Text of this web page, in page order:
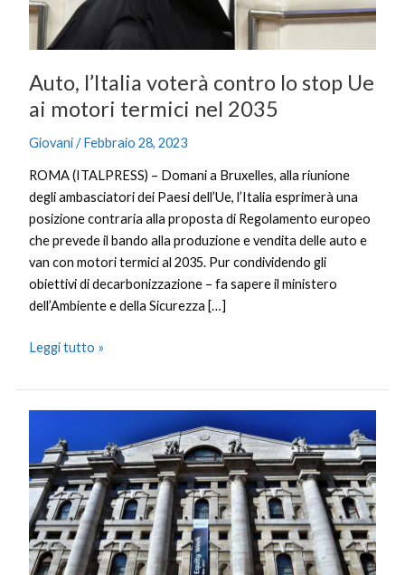
Auto, l’Italia voterà contro lo stop Ue
ai motori termici nel 2035
Giovani/Febbraio 28, 2023
ROMA (ITALPRESS) – Domani a Bruxelles, alla riunione
degli ambasciatori dei Paesi dell’Ue, l’Italia esprimerà una
posizione contraria alla proposta di Regolamento europeo
che prevede il bando alla produzione e vendita delle auto e
van con motori termici al 2035. Pur condividendo gli
obiettivi di decarbonizzazione – fa sapere il ministero
dell’Ambiente e della Sicurezza […]
termici
nel
Leggi tutto »
Affari
chiude
in
lieve
rialzo,
mercati
volatili